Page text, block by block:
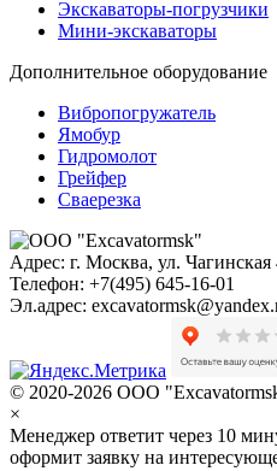
Экскаваторы-погрузчики
Мини-экскаваторы
Дополнительное оборудование
Вибропогружатель
Ямобур
Гидромолот
Грейфер
Сваерезка
Адрес: г. Москва, ул. Чагинская
Телефон: +7(495) 645-16-01
Эл.адрес:
© 2020-2026 ООО
×
Менеджер ответит через 10
оформит заявку на